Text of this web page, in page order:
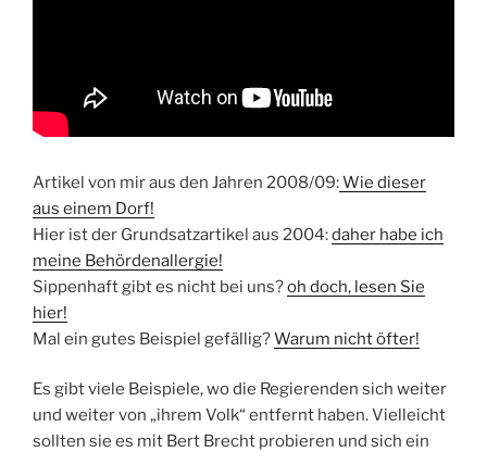
Artikel von mir aus den Jahren 2008/09:Wie dieser
aus einem Dorf!
Hier ist der Grundsatzartikel aus 2004:daher habe ich
meine Behördenallergie!
Sippenhaft gibt es nicht bei uns?oh doch, lesen Sie
hier!
Mal ein gutes Beispiel gefällig?Warum nicht öfter!
Es gibt viele Beispiele, wo die Regierenden sich weiter
und weiter von „ihrem Volk“ entfernt haben. Vielleicht
sollten sie es mit Bert Brecht probieren und sich ein